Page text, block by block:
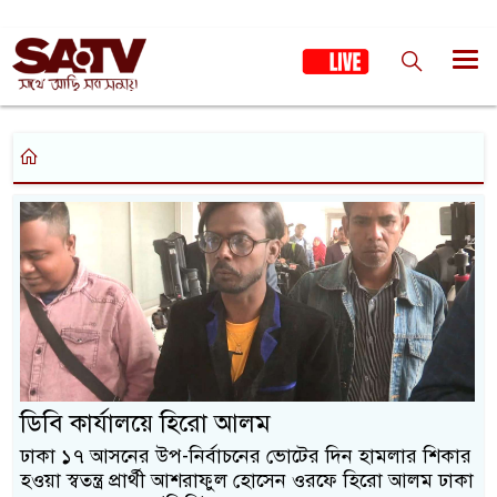
ডিবি কার্যালয়ে হিরো আলম
ঢাকা ১৭ আসনের উপ-নির্বাচনের ভোটের দিন হামলার শিকার
হওয়া স্বতন্ত্র প্রার্থী আশরাফুল হোসেন ওরফে হিরো আলম ঢাকা